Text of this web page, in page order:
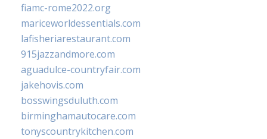
fiamc-rome2022.org
mariceworldessentials.com
lafisheriarestaurant.com
915jazzandmore.com
aguadulce-countryfair.com
jakehovis.com
bosswingsduluth.com
birminghamautocare.com
tonyscountrykitchen.com